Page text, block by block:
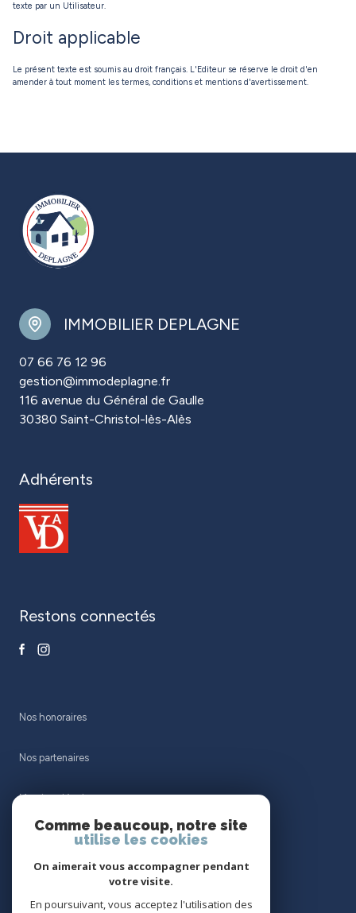
texte par un Utilisateur.
Droit applicable
Le présent texte est soumis au droit français. L'Editeur se réserve le droit d'en
amender à tout moment les termes, conditions et mentions d'avertissement.
IMMOBILIER DEPLAGNE
07 66 76 12 96
gestion@immodeplagne.fr
116 avenue du Général de Gaulle
30380 Saint-Christol-lès-Alès
Adhérents
restons connectés
Nos honoraires
Nos partenaires
Mentions légales
Comme beaucoup, notre site
utilise les cookies
On aimerait vous accompagner pendant
votre visite.
En poursuivant, vous acceptez l'utilisation des